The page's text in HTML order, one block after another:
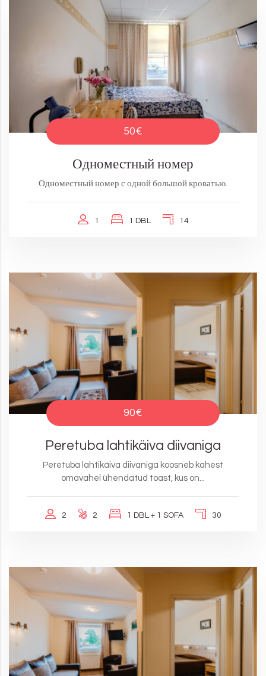
50€
Одноместный номер
Одноместный номер с одной большой кроватью.
1 1 DBL 14
90€
Peretuba lahtikäiva diivaniga
Peretuba lahtikäiva diivaniga koosneb kahest
omavahel ühendatud toast, kus on...
2 2 1 DBL + 1 SOFA 30